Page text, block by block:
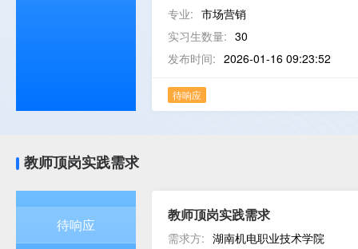
专业: 市场营销
实习生数量: 30
发布时间: 2026-01-16 09:23:52
待响应
教师顶岗实践需求
待响应
教师顶岗实践需求
需求方: 湖南机电职业技术学院